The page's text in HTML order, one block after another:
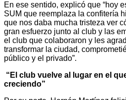
En ese sentido, explicó que “hoy
SUM que reemplaza la confitería
que nos daba mucha tristeza ver
gran esfuerzo junto al club y las
el club que colaboraron y les
transformar la ciudad,
público y el privado”.
“El club vuelve al lugar en el
creciendo”